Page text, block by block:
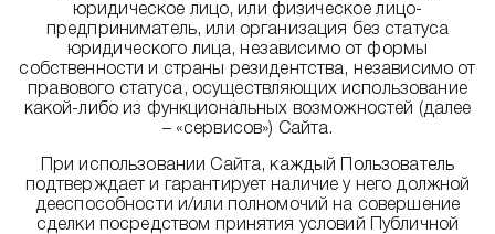
юридическое лицо, или физическое лицо-
предприниматель, или организация без статуса
юридического лица, независимо от формы
собственности и страны резидентства, независимо от
правового статуса, осуществляющих использование
какой-либо из функциональных возможностей (далее
– «сервисов») Сайта.
При использовании Сайта, каждый Пользователь
подтверждает и гарантирует наличие у него должной
дееспособности и/или полномочий на совершение
сделки посредством принятия условий Публичной